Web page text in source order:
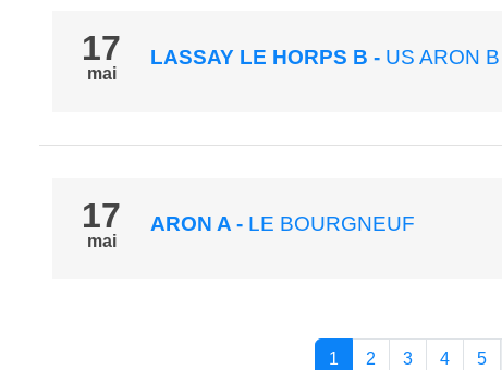
17
mai
LASSAY LE HORPS B - US ARON B
17
mai
ARON A - LE BOURGNEUF
1 2 3 4 5